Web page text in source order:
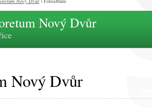
Nový Dvůr
Nový Dvůr